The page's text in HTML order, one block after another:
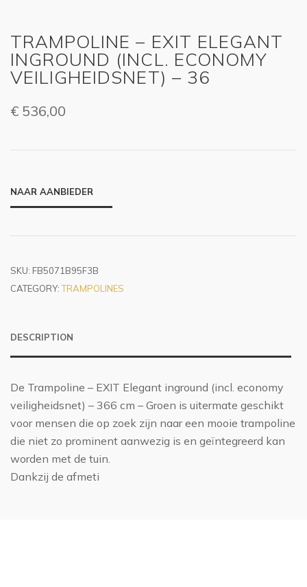
TRAMPOLINE – EXIT ELEGANT
INGROUND (INCL. ECONOMY
VEILIGHEIDSNET) – 36
€ 536,00
NAAR AANBIEDER
SKU: FB5071B95F3B
CATEGORY:TRAMPOLINES
DESCRIPTION
De Trampoline – EXIT Elegant inground (incl. economy
veiligheidsnet) – 366 cm – Groen is uitermate geschikt
voor mensen die op zoek zijn naar een mooie trampoline
die niet zo prominent aanwezig is en geïntegreerd kan
worden met de tuin.
Dankzij de afmeti